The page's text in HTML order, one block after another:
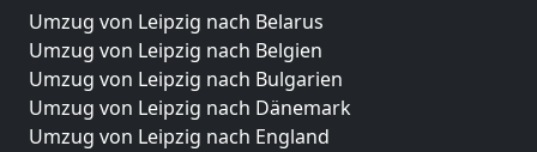
Umzug von Leipzig nach Belarus
Umzug von Leipzig nach Belgien
Umzug von Leipzig nach Bulgarien
Umzug von Leipzig nach Dänemark
Umzug von Leipzig nach England